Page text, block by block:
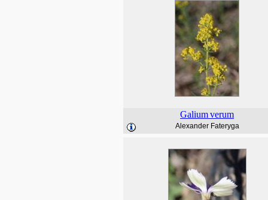
Galiumverum
Alexander Fateryga